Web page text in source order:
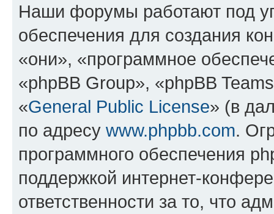
Наши форумы работают под
обеспечения для создания
«они», «программное
«phpBB Group», «phpBB
«General Public License» (в
по адресу www.phpbb.com.
программного обеспечения
поддержкой интернет-
ответственности за то, что